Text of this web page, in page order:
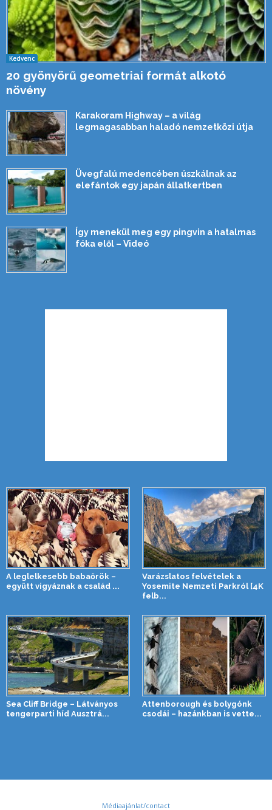
Kedvenc
20 gyönyörű geometriai formát alkotó
növény
Karakoram Highway – a világ
legmagasabban haladó nemzetközi útja
Üvegfalú medencében úszkálnak az
elefántok egy japán állatkertben
Így menekül meg egy pingvin a hatalmas
fóka elől – Videó
A leglelkesebb babaőrök –
együtt vigyáznak a család ...
Varázslatos felvételek a
Yosemite Nemzeti Parkról [4K
felb...
Sea Cliff Bridge – Látványos
tengerparti híd Ausztrá...
Attenborough és bolygónk
csodái – hazánkban is vette...
Médiaajánlat/contact